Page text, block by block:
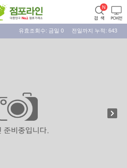
유효조회수: 금일 0 전일까지 누적: 643